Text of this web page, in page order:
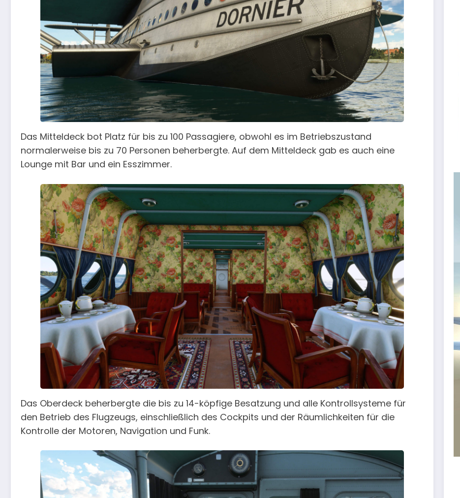
Das Mitteldeck bot Platz für bis zu 100 Passagiere, obwohl es im Betriebszustand
normalerweise bis zu 70 Personen beherbergte. Auf dem Mitteldeck gab es auch eine
Lounge mit Bar und ein Esszimmer.
Das Oberdeck beherbergte die bis zu 14-köpfige Besatzung und alle Kontrollsysteme für
den Betrieb des Flugzeugs, einschließlich des Cockpits und der Räumlichkeiten für die
Kontrolle der Motoren, Navigation und Funk.